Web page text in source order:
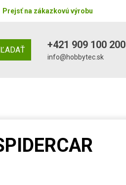
Prejsť na zákazkovú výrobu
+421 909 100 200
info@hobbytec.sk